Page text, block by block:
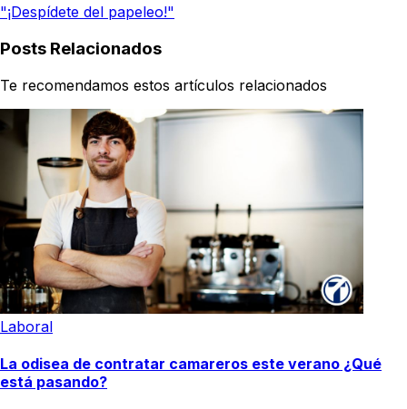
"¡Despídete del papeleo!"
Posts Relacionados
Te recomendamos estos artículos relacionados
Laboral
La odisea de contratar camareros este verano ¿Qué
está pasando?